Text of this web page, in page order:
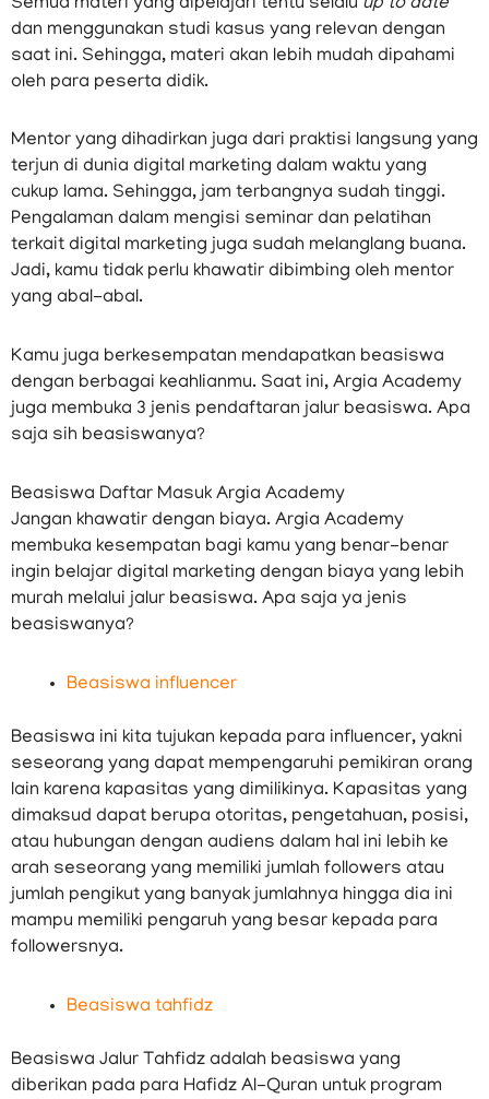
dan menggunakan studi kasus yang relevan dengan
saat ini. Sehingga, materi akan lebih mudah dipahami
oleh para peserta didik.
Mentor yang dihadirkan juga dari praktisi langsung yang
terjun di dunia digital marketing dalam waktu yang
cukup lama. Sehingga, jam terbangnya sudah tinggi.
Pengalaman dalam mengisi seminar dan pelatihan
terkait digital marketing juga sudah melanglang buana.
Jadi, kamu tidak perlu khawatir dibimbing oleh mentor
yang abal-abal.
Kamu juga berkesempatan mendapatkan beasiswa
dengan berbagai keahlianmu. Saat ini, Argia Academy
juga membuka 3 jenis pendaftaran jalur beasiswa. Apa
saja sih beasiswanya?
Beasiswa Daftar Masuk Argia Academy
Jangan khawatir dengan biaya. Argia Academy
membuka kesempatan bagi kamu yang benar-benar
ingin belajar digital marketing dengan biaya yang lebih
murah melalui jalur beasiswa. Apa saja ya jenis
beasiswanya?
Beasiswa influencer
Beasiswa ini kita tujukan kepada para influencer, yakni
seseorang yang dapat mempengaruhi pemikiran orang
lain karena kapasitas yang dimilikinya. Kapasitas yang
dimaksud dapat berupa otoritas, pengetahuan, posisi,
atau hubungan dengan audiens dalam hal ini lebih ke
arah seseorang yang memiliki jumlah followers atau
jumlah pengikut yang banyak jumlahnya hingga dia ini
mampu memiliki pengaruh yang besar kepada para
followersnya.
Beasiswa tahfidz
Beasiswa Jalur Tahfidz adalah beasiswa yang
diberikan pada para Hafidz Al-Quran untuk program